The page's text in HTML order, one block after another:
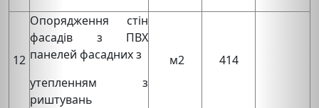
12
Опорядження стін
фасадів з ПВХ
панелей фасадних з
утепленням з
риштувань
м2 414